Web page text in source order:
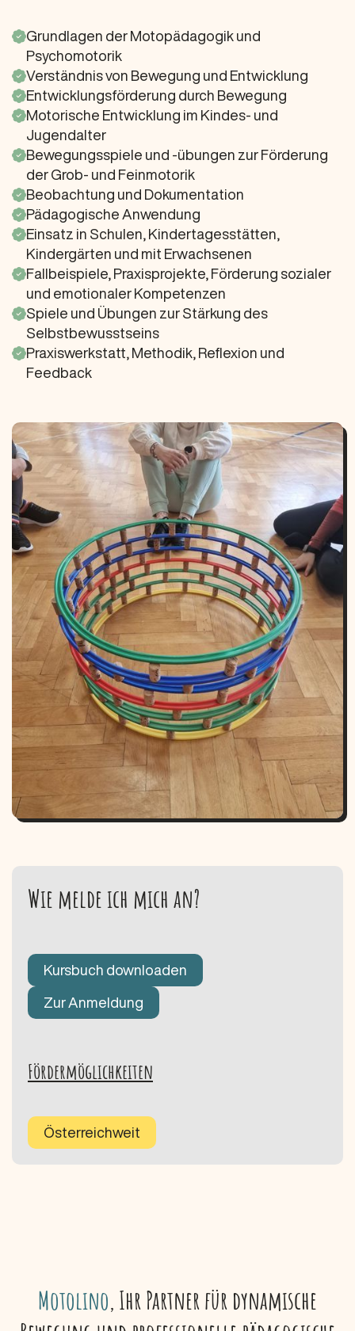
Grundlagen der Motopädagogik und
Psychomotorik
Verständnis von Bewegung und Entwicklung
Entwicklungsförderung durch Bewegung
Motorische Entwicklung im Kindes- und
Jugendalter
Bewegungsspiele und -übungen zur Förderung
der Grob- und Feinmotorik
Beobachtung und Dokumentation
Pädagogische Anwendung
Einsatz in Schulen, Kindertagesstätten,
Kindergärten und mit Erwachsenen
Fallbeispiele, Praxisprojekte, Förderung sozialer
und emotionaler Kompetenzen
Spiele und Übungen zur Stärkung des
Selbstbewusstseins
Praxiswerkstatt, Methodik, Reflexion und
Feedback
Wie melde ich mich an?
Kursbuch downloaden
Zur Anmeldung
Fördermöglichkeiten
Österreichweit
Motolino, Ihr Partner für dynamische